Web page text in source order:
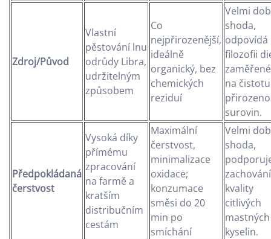
Zdroj/Původ
Vlastní
pěstování lnu
odrůdy Libra,
udržitelným
způsobem
Co
nejpřirozenější,
ideálně
organický, bez
chemických
reziduí
Velmi
shoda,
odpovídá
filozofii
zaměřené
na
surovin.
Předpokládaná
čerstvost
Vysoká díky
přímému
zpracování
na farmě a
kratším
distribučním
cestám
Maximální
čerstvost,
minimalizace
oxidace;
konzumace
směsi do 20
min po
smíchání
Velmi
shoda,
zachování
kvality
citlivých
mastných
kyselin.